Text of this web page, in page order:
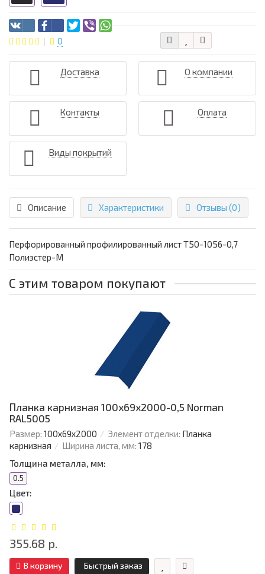
0
Доставка О компании
Контакты Оплата
Виды покрытий
Описание Характеристики Отзывы (0)
Перфорированный профилированный лист Т50-1056-0,7
Полиэстер-М
С этим товаром покупают
Планка карнизная 100х69х2000-0,5 Norman
RAL5005
Размер: 100х69х2000 Элемент отделки: Планка
карнизная
Ширина листа, мм: 178
Толщина металла, мм:
0.5
Цвет:
355.68 р.
В корзину Быстрый заказ